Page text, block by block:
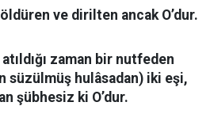
ve dirilten ancak O’dur.
zaman bir nutfeden
süzülmüş hulâsadan) iki eşi,
şübhesiz ki O’dur.